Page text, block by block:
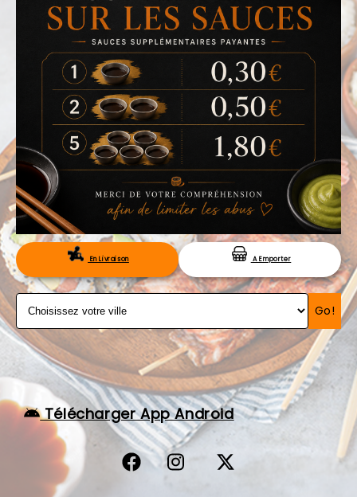
ACCUEIL
LA CARTE
VOTRE COMPTE
NOTRE RESTAURANT
VOS AVIS
MENTIONS LÉGALES
C.G.V
RÉSERVATIONEn Livraison A Emporter
Go!
Télécharger App Android